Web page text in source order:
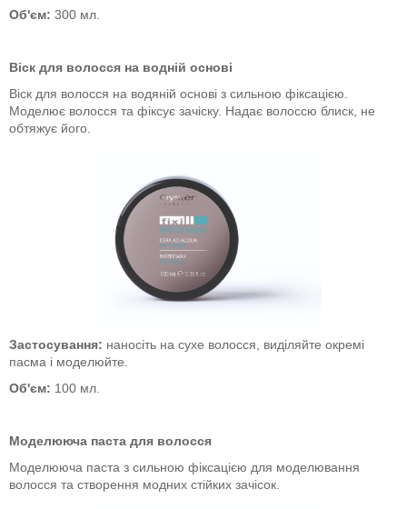
Об'єм: 300 мл.
Віск для волосся на водній основі
Віск для волосся на водяній основі з сильною фіксацією.
Моделює волосся та фіксує зачіску. Надає волоссю блиск, не
обтяжує його.
Застосування: наносіть на сухе волосся, виділяйте окремі
пасма і моделюйте.
Об'єм: 100 мл.
Моделююча паста для волосся
Моделююча паста з сильною фіксацією для моделювання
волосся та створення модних стійких зачісок.